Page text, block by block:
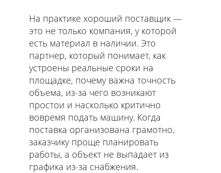
На практике хороший поставщик —
это не только компания, у которой
есть материал в наличии. Это
партнер, который понимает, как
устроены реальные сроки на
площадке, почему важна точность
объема, из-за чего возникают
простои и насколько критично
вовремя подать машину. Когда
поставка организована грамотно,
заказчику проще планировать
работы, а объект не выпадает из
графика из-за снабжения.